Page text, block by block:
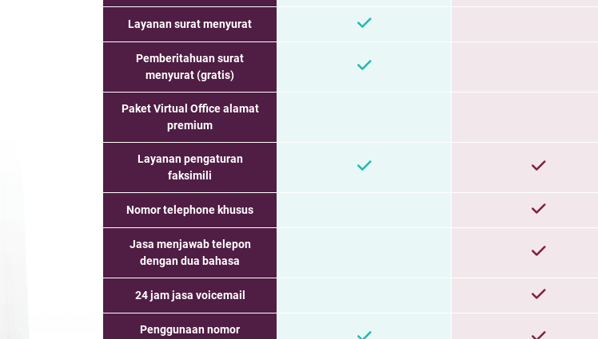
Layanan surat menyurat
Pemberitahuan surat
menyurat (gratis)
Paket Virtual Office alamat
premium
Layanan pengaturan
faksimili
Nomor telephone khusus
Jasa menjawab telepon
dengan dua bahasa
24 jam jasa voicemail
Penggunaan nomor